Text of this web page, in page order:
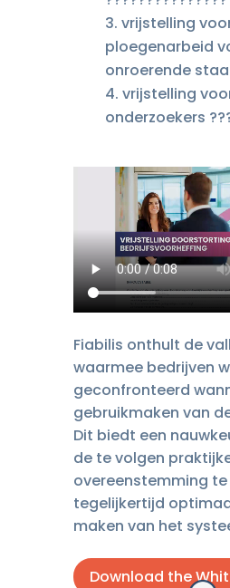
vrijstelling
ploegenarbeid
onroerende
vrijstelling
onderzoekers
Fiabilis onthult de
waarmee bedrijven
geconfronteerd
gebruikmaken van
Dit biedt een
de te volgen
overeenstemming te
tegelijkertijd
maken van het
Download the